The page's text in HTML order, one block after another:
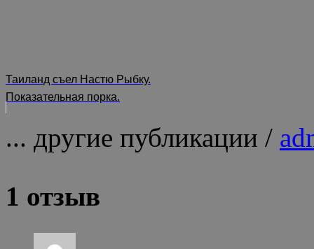
Таиланд съел Настю Рыбку.
Показательная порка.
... другие публикации /
1 отзыв